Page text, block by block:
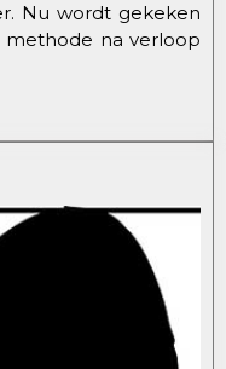
Nu wordt gekeken
na verloop